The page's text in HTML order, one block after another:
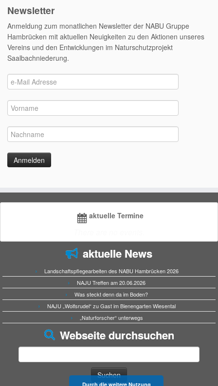
Newsletter
Anmeldung zum monatlichen Newsletter der NABU Gruppe
Hambrücken mit aktuellen Neuigkeiten zu den Aktionen unseres
Vereins und den Entwicklungen im Naturschutzprojekt
Saalbachniederung.
aktuelle Termine
aktuelle News
Landschaftspflegearbeiten des NABU Hambrücken 2026
NAJU Treffen am 20.06.2026
Was steckt denn da im Boden?
NAJU „Wolfsrudel“ zu Gast im Bienengarten Wiesental
„Naturforscher“ unterwegs
Webseite durchsuchen
Durch die weitere Nutzung